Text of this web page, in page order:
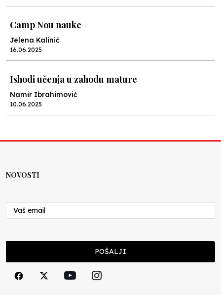
Camp Nou nauke
Jelena Kalinić
16.06.2025
Ishodi učenja u zahodu mature
Namir Ibrahimović
10.06.2025
Nenad Veličković
29.10.2024
Cuke i djeca
NOVOSTI
POŠALJI